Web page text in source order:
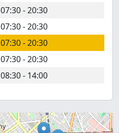
07:30 - 20:30
07:30 - 20:30
07:30 - 20:30
07:30 - 20:30
08:30 - 14:00